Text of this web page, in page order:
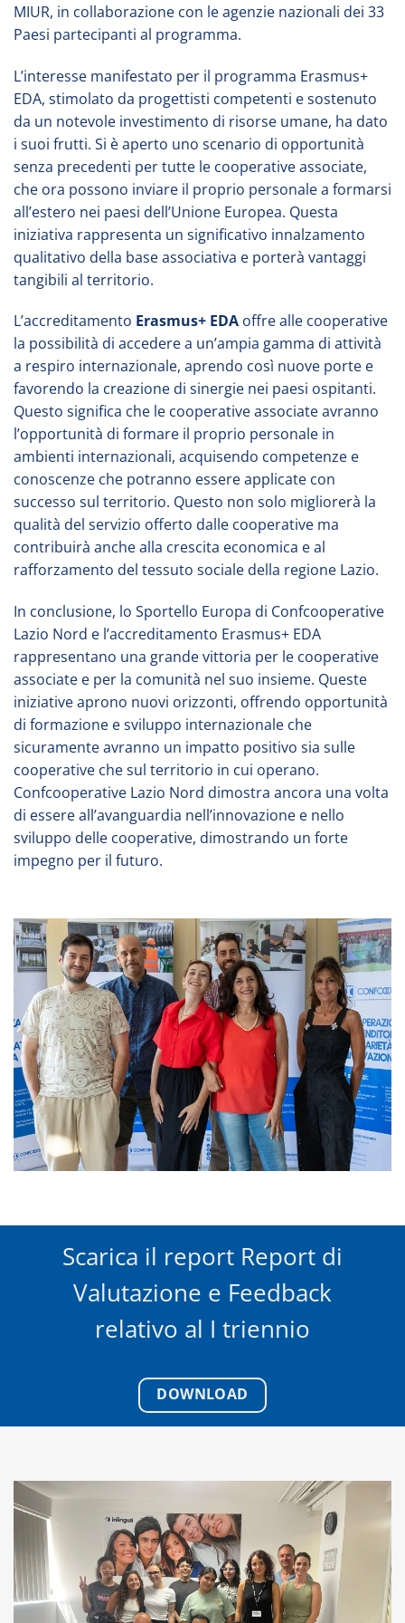
MIUR, in collaborazione con le agenzie nazionali dei 33
Paesi partecipanti al programma.
L’interesse manifestato per il programma Erasmus+
EDA, stimolato da progettisti competenti e sostenuto
da un notevole investimento di risorse umane, ha dato
i suoi frutti. Si è aperto uno scenario di opportunità
senza precedenti per tutte le cooperative associate,
che ora possono inviare il proprio personale a formarsi
all’estero nei paesi dell’Unione Europea. Questa
iniziativa rappresenta un significativo innalzamento
qualitativo della base associativa e porterà vantaggi
tangibili al territorio.
L’accreditamento Erasmus+ EDA offre alle cooperative
la possibilità di accedere a un’ampia gamma di attività
a respiro internazionale, aprendo così nuove porte e
favorendo la creazione di sinergie nei paesi ospitanti.
Questo significa che le cooperative associate avranno
l’opportunità di formare il proprio personale in
ambienti internazionali, acquisendo competenze e
conoscenze che potranno essere applicate con
successo sul territorio. Questo non solo migliorerà la
qualità del servizio offerto dalle cooperative ma
contribuirà anche alla crescita economica e al
rafforzamento del tessuto sociale della regione Lazio.
In conclusione, lo Sportello Europa di Confcooperative
Lazio Nord e l’accreditamento Erasmus+ EDA
rappresentano una grande vittoria per le cooperative
associate e per la comunità nel suo insieme. Queste
iniziative aprono nuovi orizzonti, offrendo opportunità
di formazione e sviluppo internazionale che
sicuramente avranno un impatto positivo sia sulle
cooperative che sul territorio in cui operano.
Confcooperative Lazio Nord dimostra ancora una volta
di essere all’avanguardia nell’innovazione e nello
sviluppo delle cooperative, dimostrando un forte
impegno per il futuro.
Scarica il report Report di
Valutazione e Feedback
relativo al I triennio
DOWNLOAD